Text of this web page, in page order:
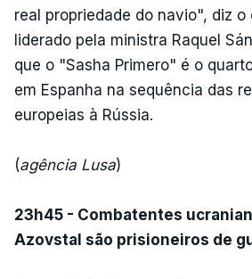
real propriedade do navio", diz
liderado pela ministra Raquel
que o "Sasha Primero" é o
em Espanha na sequência das
europeias à Rússia.
(agência Lusa)
23h45 - Combatentes
Azovstal são prisioneiros de